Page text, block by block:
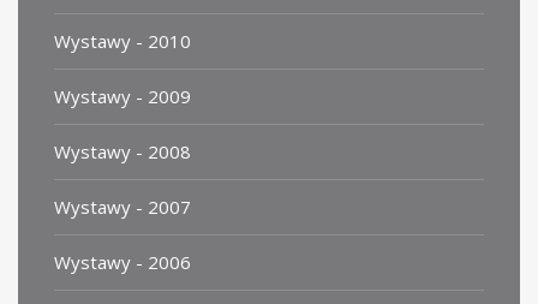
Wystawy - 2010
Wystawy - 2009
Wystawy - 2008
Wystawy - 2007
Wystawy - 2006